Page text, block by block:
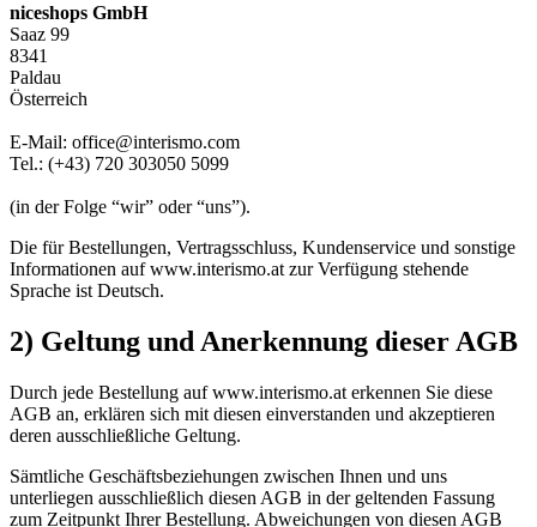
niceshops GmbH
Saaz 99
8341
Paldau
Österreich
E-Mail: office@interismo.com
Tel.: (+43) 720 303050 5099
(in der Folge “wir” oder “uns”).
Die für Bestellungen, Vertragsschluss, Kundenservice und sonstige
Informationen auf www.interismo.at zur Verfügung stehende
Sprache ist Deutsch.
2) Geltung und Anerkennung dieser AGB
Durch jede Bestellung auf www.interismo.at erkennen Sie diese
AGB an, erklären sich mit diesen einverstanden und akzeptieren
deren ausschließliche Geltung.
Sämtliche Geschäftsbeziehungen zwischen Ihnen und uns
unterliegen ausschließlich diesen AGB in der geltenden Fassung
zum Zeitpunkt Ihrer Bestellung. Abweichungen von diesen AGB